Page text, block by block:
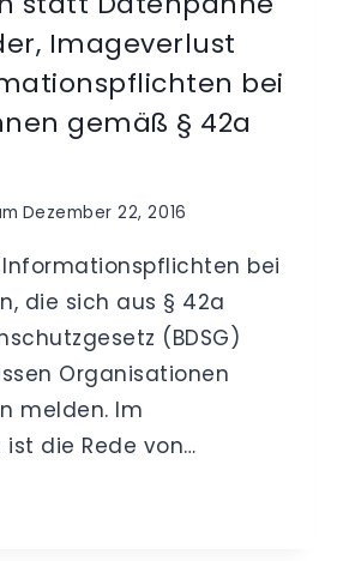
Imageverlust
bei
gemäß § 42a
Dezember 22, 2016
bei
die sich aus § 42a
(BDSG)
Organisationen
melden. Im
die Rede von…